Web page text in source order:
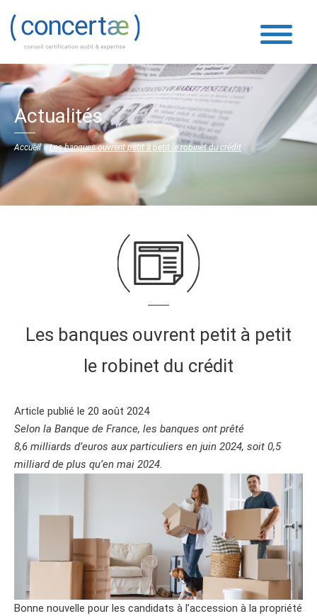
Actualités
Accueil»Les banques ouvrent petit à petit le robinet du crédit
Les banques ouvrent petit à petit
le robinet du crédit
Article publié le 20 août 2024
Selon la Banque de France, les banques ont prêté
8,6 milliards d’euros aux particuliers en juin 2024, soit 0,5
milliard de plus qu’en mai 2024.
Bonne nouvelle pour les candidats à l’accession à la propriété